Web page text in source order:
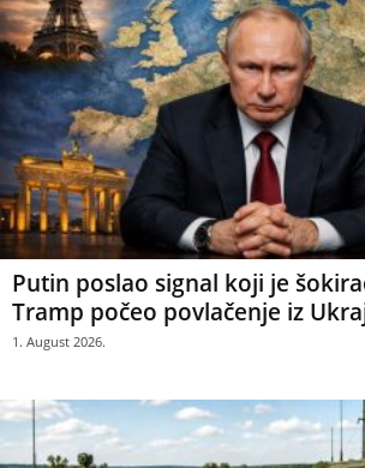
Putin poslao signal koji je
Tramp počeo povlačenje iz
1. August 2026.